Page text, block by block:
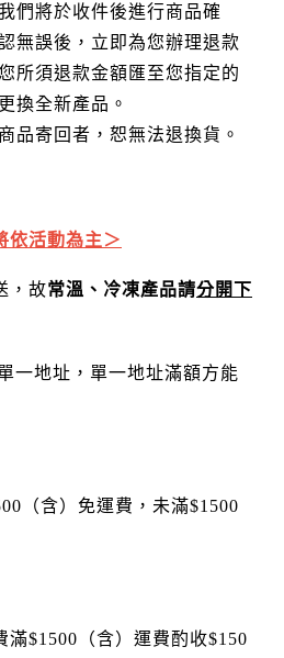
們將於收件後進行商品確
無誤後，立即為您辦理退款
所須退款金額匯至您指定的
換全新產品。
品寄回者，恕無法退換貨。
依活動為主＞
，故常溫、冷凍產品請分開下
一地址，單一地址滿額方能
（含）免運費，未滿$1500
$1500（含）運費酌收$150